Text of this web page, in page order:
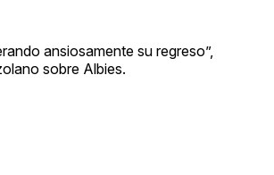
ansiosamente su regreso”,
sobre Albies.